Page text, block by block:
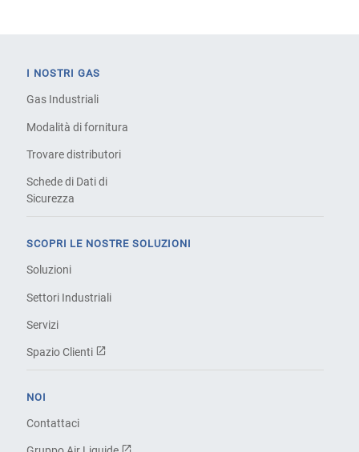
I NOSTRI GAS
Gas Industriali
Modalità di fornitura
Trovare distributori
Schede di Dati di
Sicurezza
SCOPRI LE NOSTRE SOLUZIONI
Soluzioni
Settori Industriali
Servizi
Spazio Clienti
NOI
Contattaci